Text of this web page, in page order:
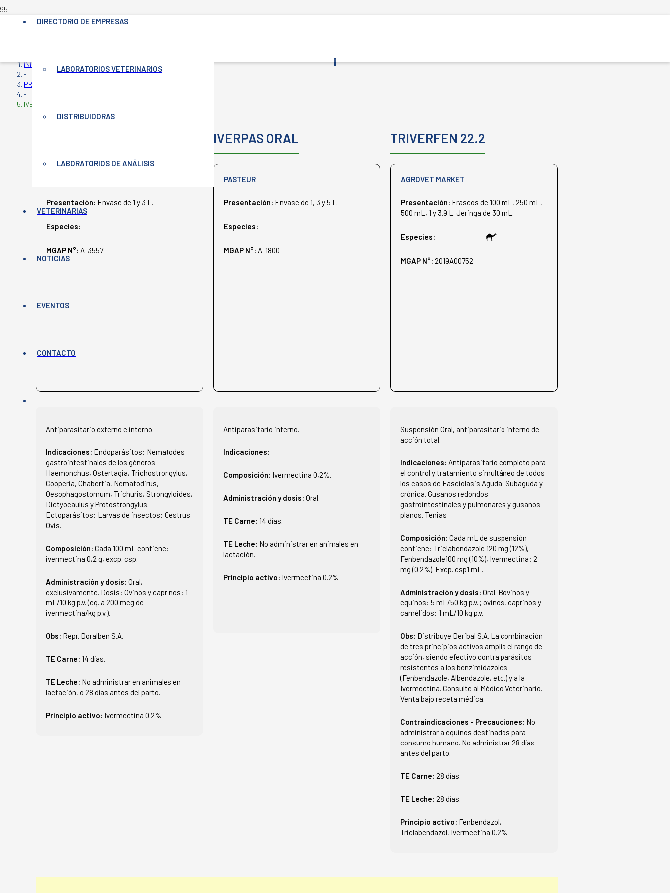
DIRECTORIO DE EMPRESAS
LABORATORIOS VETERINARIOS
DISTRIBUIDORAS
LABORATORIOS DE ANÁLISIS
VETERINARIAS
NOTICIAS
EVENTOS
CONTACTO
INICIO
-
PRODUCTOS VETERINARIOS
-
IVERCIEN ORAL
Presentación: Envase de 1 y 3 L.
Especies:
MGAP N°: A-3557
Antiparasitario externo e interno.
Indicaciones: Endoparásitos: Nematodes
gastrointestinales de los géneros
Haemonchus, Ostertagia, Trichostrongylus,
Cooperia, Chabertia, Nematodirus,
Oesophagostomum, Trichuris, Strongyloides,
Dictyocaulus y Protostrongylus.
Ectoparásitos: Larvas de insectos: Oestrus
Ovis.
Composición: Cada 100 mL contiene:
ivermectina 0,2 g, excp. csp.
Administración y dosis: Oral,
exclusivamente. Dosis: Ovinos y caprinos: 1
mL/10 kg p.v. (eq. a 200 mcg de
ivermectina/kg p.v.).
Obs: Repr. Doralben S.A.
TE Carne: 14 días.
TE Leche: No administrar en animales en
lactación, o 28 días antes del parto.
Principio activo: Ivermectina 0.2%
IVERPAS ORAL
PASTEUR
Presentación: Envase de 1, 3 y 5 L.
Especies:
MGAP N°: A-1800
Antiparasitario interno.
Indicaciones:
Composición: Ivermectina 0,2%.
Administración y dosis: Oral.
TE Carne: 14 días.
TE Leche: No administrar en animales en
lactación.
Principio activo: Ivermectina 0.2%
TRIVERFEN 22.2
AGROVET MARKET
Presentación: Frascos de 100 mL, 250 mL,
500 mL, 1 y 3.9 L. Jeringa de 30 mL.
Especies:
MGAP N°: 2019A00752
Suspensión Oral, antiparasitario interno de
acción total.
Indicaciones: Antiparasitario completo para
el control y tratamiento simultáneo de todos
los casos de Fasciolasis Aguda, Subaguda y
crónica. Gusanos redondos
gastrointestinales y pulmonares y gusanos
planos. Tenias
Composición:Cada mL de suspensión
contiene: Triclabendazole 120 mg (12%),
Fenbendazole100 mg (10%), Ivermectina: 2
mg (0.2%). Excp. csp1 mL.
Administración y dosis:Oral. Bovinos y
equinos: 5 mL/50 kg p.v..; ovinos, caprinos y
camélidos: 1 mL/10 kg p.v.
Obs: Distribuye Deribal S.A. La combinación
de tres principios activos amplía el rango de
acción, siendo efectivo contra parásitos
resistentes a los benzimidazoles
(Fenbendazole, Albendazole, etc.) y a la
Ivermectina. Consulte al Médico Veterinario.
Venta bajo receta médica.
Contraindicaciones - Precauciones: No
administrar a equinos destinados para
consumo humano. No administrar 28 días
antes del parto.
TE Carne: 28 días.
TE Leche: 28 días.
Principio activo: Fenbendazol,
Triclabendazol, Ivermectina 0.2%